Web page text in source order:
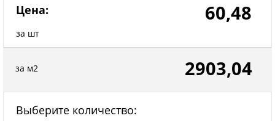
Цена:
за шт
60,48
за м2 2903,04
Выберите количество: